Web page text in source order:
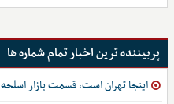
پربیننده ترین اخبار تمام شماره ها
اینجا تهران است، قسمت بازار اسلحه